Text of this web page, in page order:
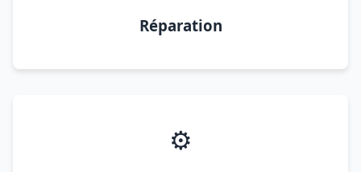
Réparation
⚙️